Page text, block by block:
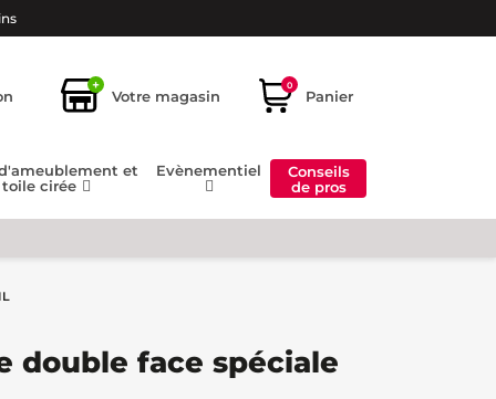
+
Votre magasin
0
Panier
et
toile cirée
Evènementiel
Conseils
de pros
double face spéciale